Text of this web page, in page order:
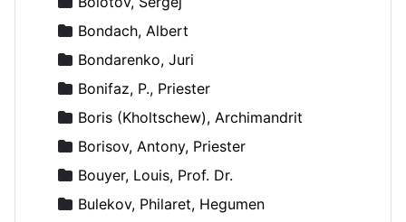
Bondach, Albert
Bondarenko, Juri
Bonifaz, P., Priester
Boris (Kholtschew), Archimandrit
Borisov, Antony, Priester
Bouyer, Louis, Prof. Dr.
Bulekov, Philaret, Hegumen